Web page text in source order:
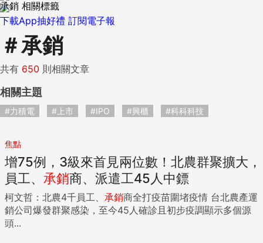
下載App抽好禮 訂閱電子報
承銷 相關標籤
＃承銷
共有 650 則相關文章
相關主題
#力積電 #上市 #IPO #興櫃 #科科科技
焦點
增75例，3級來首見兩位數！北農群聚擴大，
員工、 承銷商、派遣工45人中鏢
柯文哲：北農4千員工、 承銷商全打疫苗圍堵疫情 台北農產運
銷公司爆發群聚感染，至今45人確診且初步疫調顯示多個源
頭...